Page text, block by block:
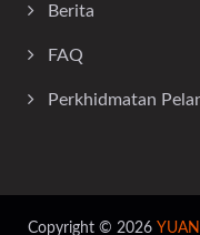
Berita
FAQ
Perkhidmatan
Copyright © 2026